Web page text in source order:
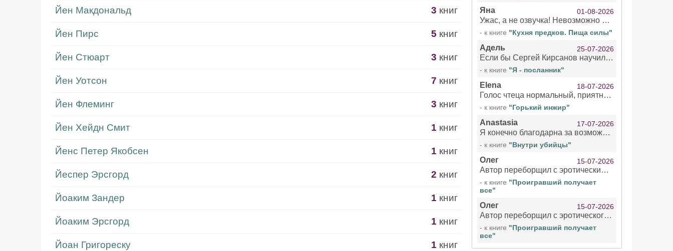
Йен Макдональд 3 книг
Йен Пирс 5 книг
Йен Стюарт 3 книг
Йен Уотсон 7 книг
Йен Флеминг 3 книг
Йен Хейдн Смит 1 книг
Йенс Петер Якобсен 1 книг
Йеспер Эрсгорд 2 книг
Йоаким Зандер 1 книг
Йоаким Эрсгорд 1 книг
Йоан Григореску 1 книг
Яна 01-08-2026
Ужас, а не озвучка! Невозможно вникать в смысл текста из за кривляний чтеца
- к книге "Кухня предков. Пища силы"
Адель 25-07-2026
Если бы Сергей Кирсанов научился не сглатывать каждые 1-2 минуты слюну, так что слышно в микрофоне и, что вызывает отвращение, то мелжно было бы слушать.
- к книге "Я - посланник"
Elena 18-07-2026
Голос чтеца нормальный, приятный тембр. Мне очень понравилось озвучивание рассказа. Очень странный отзыв Надежды. Может у неё что-то с нервами?
- к книге "Горький инжир"
Anastasia 17-07-2026
Я конечно благодарна за возможность бесплатно слушать книги даже новинки , но чтение этой книги просто ужасно
- к книге "Внутри убийцы"
Олег 15-07-2026
Автор переборщил с эротическими сценами. Похоже, с этим у него проблемы.
- к книге "Проигравший получает
все"
Олег 15-07-2026
Автор переборщил с эротического сценами. Похоже, с этим у него проблемы.
- к книге "Проигравший получает
все"